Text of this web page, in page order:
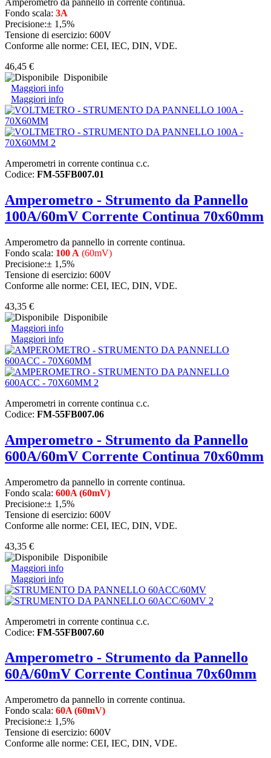
Amperometro da pannello in corrente continua.
Fondo scala: 3A
Precisione:± 1,5%
Tensione di esercizio: 600V
Conforme alle norme: CEI, IEC, DIN, VDE.
46,45 €
Disponibile
Maggiori info
Maggiori info
Amperometri in corrente continua c.c.
Codice: FM-55FB007.01
Amperometro - Strumento da Pannello
100A/60mV Corrente Continua 70x60mm
Amperometro da pannello in corrente continua.
Fondo scala: 100 A (60mV)
Precisione:± 1,5%
Tensione di esercizio: 600V
Conforme alle norme: CEI, IEC, DIN, VDE.
43,35 €
Disponibile
Maggiori info
Maggiori info
Amperometri in corrente continua c.c.
Codice: FM-55FB007.06
Amperometro - Strumento da Pannello
600A/60mV Corrente Continua 70x60mm
Amperometro da pannello in corrente continua.
Fondo scala: 600A (60mV)
Precisione:± 1,5%
Tensione di esercizio: 600V
Conforme alle norme: CEI, IEC, DIN, VDE.
43,35 €
Disponibile
Maggiori info
Maggiori info
Amperometri in corrente continua c.c.
Codice: FM-55FB007.60
Amperometro - Strumento da Pannello
60A/60mV Corrente Continua 70x60mm
Amperometro da pannello in corrente continua.
Fondo scala: 60A (60mV)
Precisione:± 1,5%
Tensione di esercizio: 600V
Conforme alle norme: CEI, IEC, DIN, VDE.